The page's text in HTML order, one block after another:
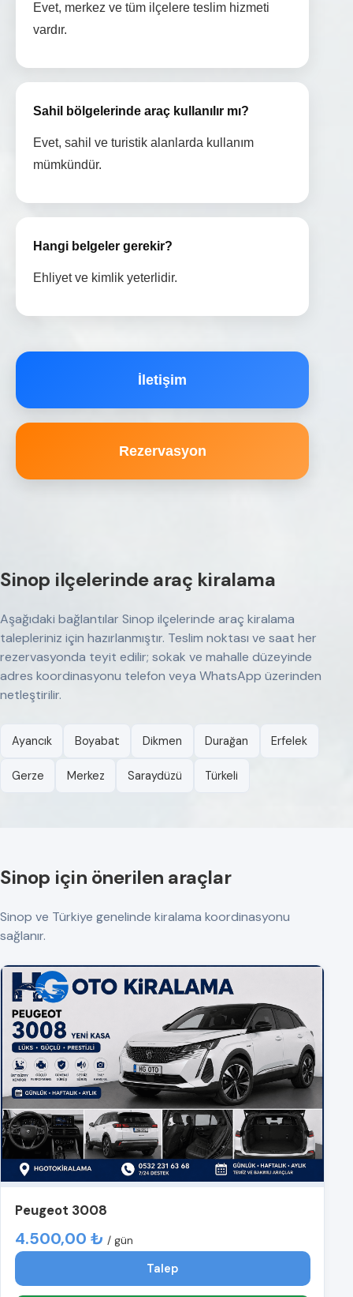
Evet, merkez ve tüm ilçelere teslim hizmeti
vardır.
Sahil bölgelerinde araç kullanılır mı?
Evet, sahil ve turistik alanlarda kullanım
mümkündür.
Hangi belgeler gerekir?
Ehliyet ve kimlik yeterlidir.
İletişim
Rezervasyon
Sinop ilçelerinde araç kiralama
Aşağıdaki bağlantılar Sinop ilçelerinde araç kiralama
talepleriniz için hazırlanmıştır. Teslim noktası ve saat her
rezervasyonda teyit edilir; sokak ve mahalle düzeyinde
adres koordinasyonu telefon veya WhatsApp üzerinden
netleştirilir.
Ayancık Boyabat Dikmen Durağan Erfelek
Gerze Merkez Saraydüzü Türkeli
Sinop için önerilen araçlar
Sinop ve Türkiye genelinde kiralama koordinasyonu
sağlanır.
Peugeot 3008
4.500,00 ₺ / gün
Talep